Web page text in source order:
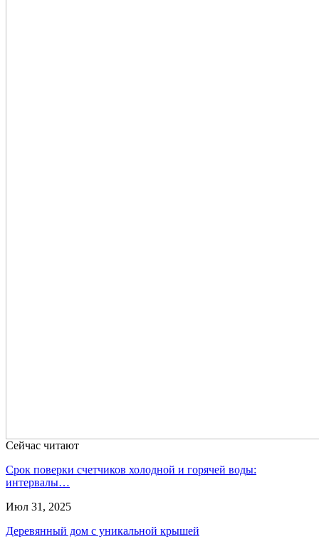
Сейчас читают
Срок поверки счетчиков холодной и горячей воды:
интервалы…
Июл 31, 2025
Деревянный дом с уникальной крышей